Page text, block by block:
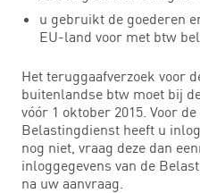
u gebruikt de goederen
EU-land voor met btw
Het teruggaafverzoek voor
buitenlandse btw moet bij
vóór 1 oktober 2015. Voor
Belastingdienst heeft u
nog niet, vraag deze dan
inloggegevens van de
na uw aanvraag.